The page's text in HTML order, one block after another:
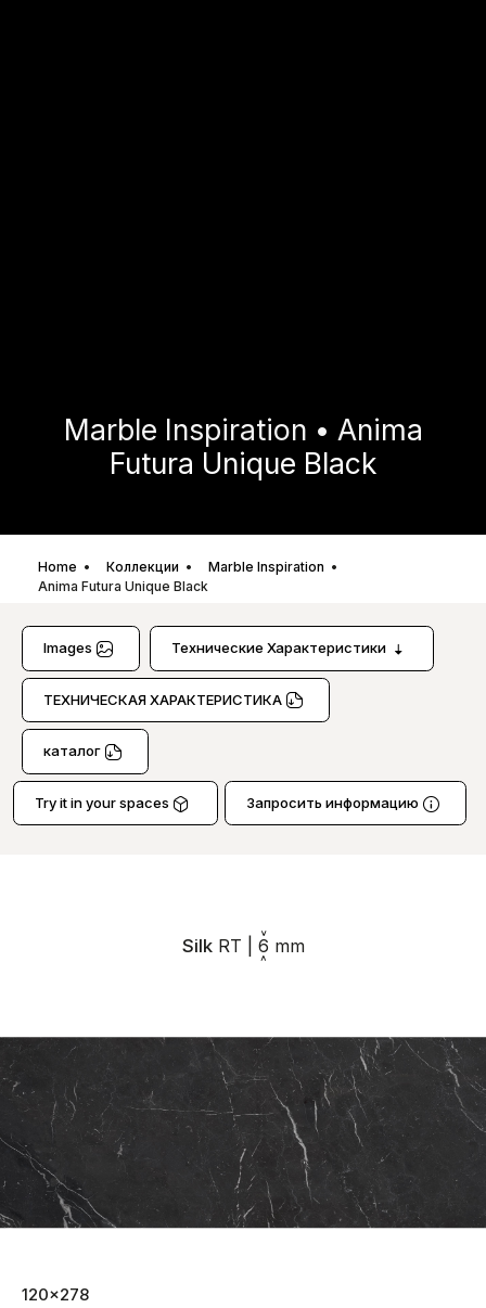
Marble Inspiration • Anima
Futura Unique Black
Home Коллекции
Marble Inspiration
Anima Futura Unique Black
Images Технические Характеристики
TЕXНИЧЕСКАЯ XАРАКТЕРИСТИКА
каталог
Try it in your spaces Запросить информацию
Silk RT 6 mm
120x278